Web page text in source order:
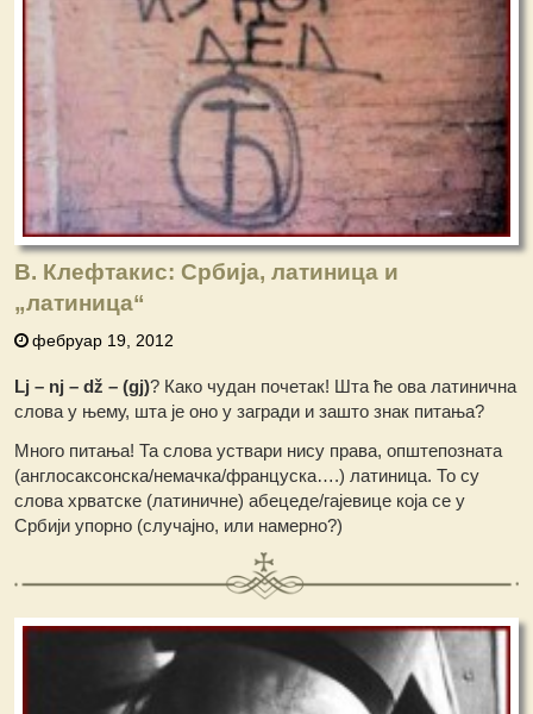
В. Клефтакис: Србија, латиница и
„латиница“
фебруар 19, 2012
Lj – nj – dž – (gj)? Како чудан почетак! Шта ће ова латинична
слова у њему, шта је оно у загради и зашто знак питања?
Много питања! Та слова уствари нису права, општепозната
(англосаксонска/немачка/француска….) латиница. То су
слова хрватске (латиничне) абецеде/гајевице која се у
Србији упорно (случајно, или намерно?)